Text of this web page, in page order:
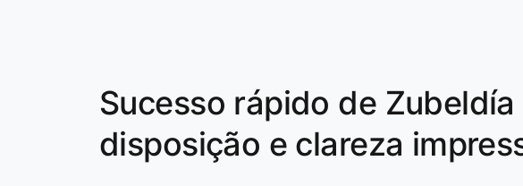
Sucesso rápido de Zubeldía
disposição e clareza